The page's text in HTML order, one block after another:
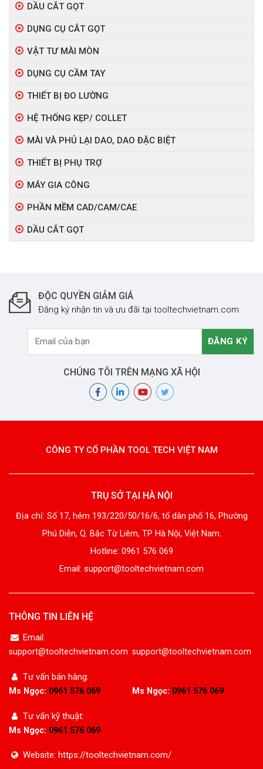
DẦU CẮT GỌT
DỤNG CỤ CẮT GỌT
VẬT TƯ MÀI MÒN
DỤNG CỤ CẦM TAY
THIẾT BỊ ĐO LƯỜNG
HỆ THỐNG KẸP/ COLLET
MÀI VÀ PHỦ LẠI DAO, DAO ĐẶC BIỆT
THIẾT BỊ PHỤ TRỢ
MÁY GIA CÔNG
PHẦN MỀM CAD/CAM/CAE
DẦU CẮT GỌT
ĐỘC QUYỀN GIẢM GIÁ
Đăng ký nhận tin và ưu đãi tại tooltechvietnam.com
CHÚNG TÔI TRÊN MẠNG XÃ HỘI
CÔNG TY CỔ PHẦN TOOL TECH VIỆT NAM
TRỤ SỞ TẠI HÀ NỘI
Địa chỉ: Số 17, hẻm 193/220/50/16/6, tổ dân phố 16, Phường
Phú Diễn, Q. Bắc Từ Liêm, TP Hà Nội, Việt Nam.
Hotline: 0961 576 069
Email: support@tooltechvietnam.com
THÔNG TIN LIÊN HỆ
Email:
support@tooltechvietnam.com support@tooltechvietnam.com
Tư vấn bán hàng:
Ms Ngọc: 0961 576 069 Ms Ngọc: 0961 576 069
Tư vấn kỹ thuật:
Ms Ngọc: 0961 576 069
Website: https://tooltechvietnam.com/